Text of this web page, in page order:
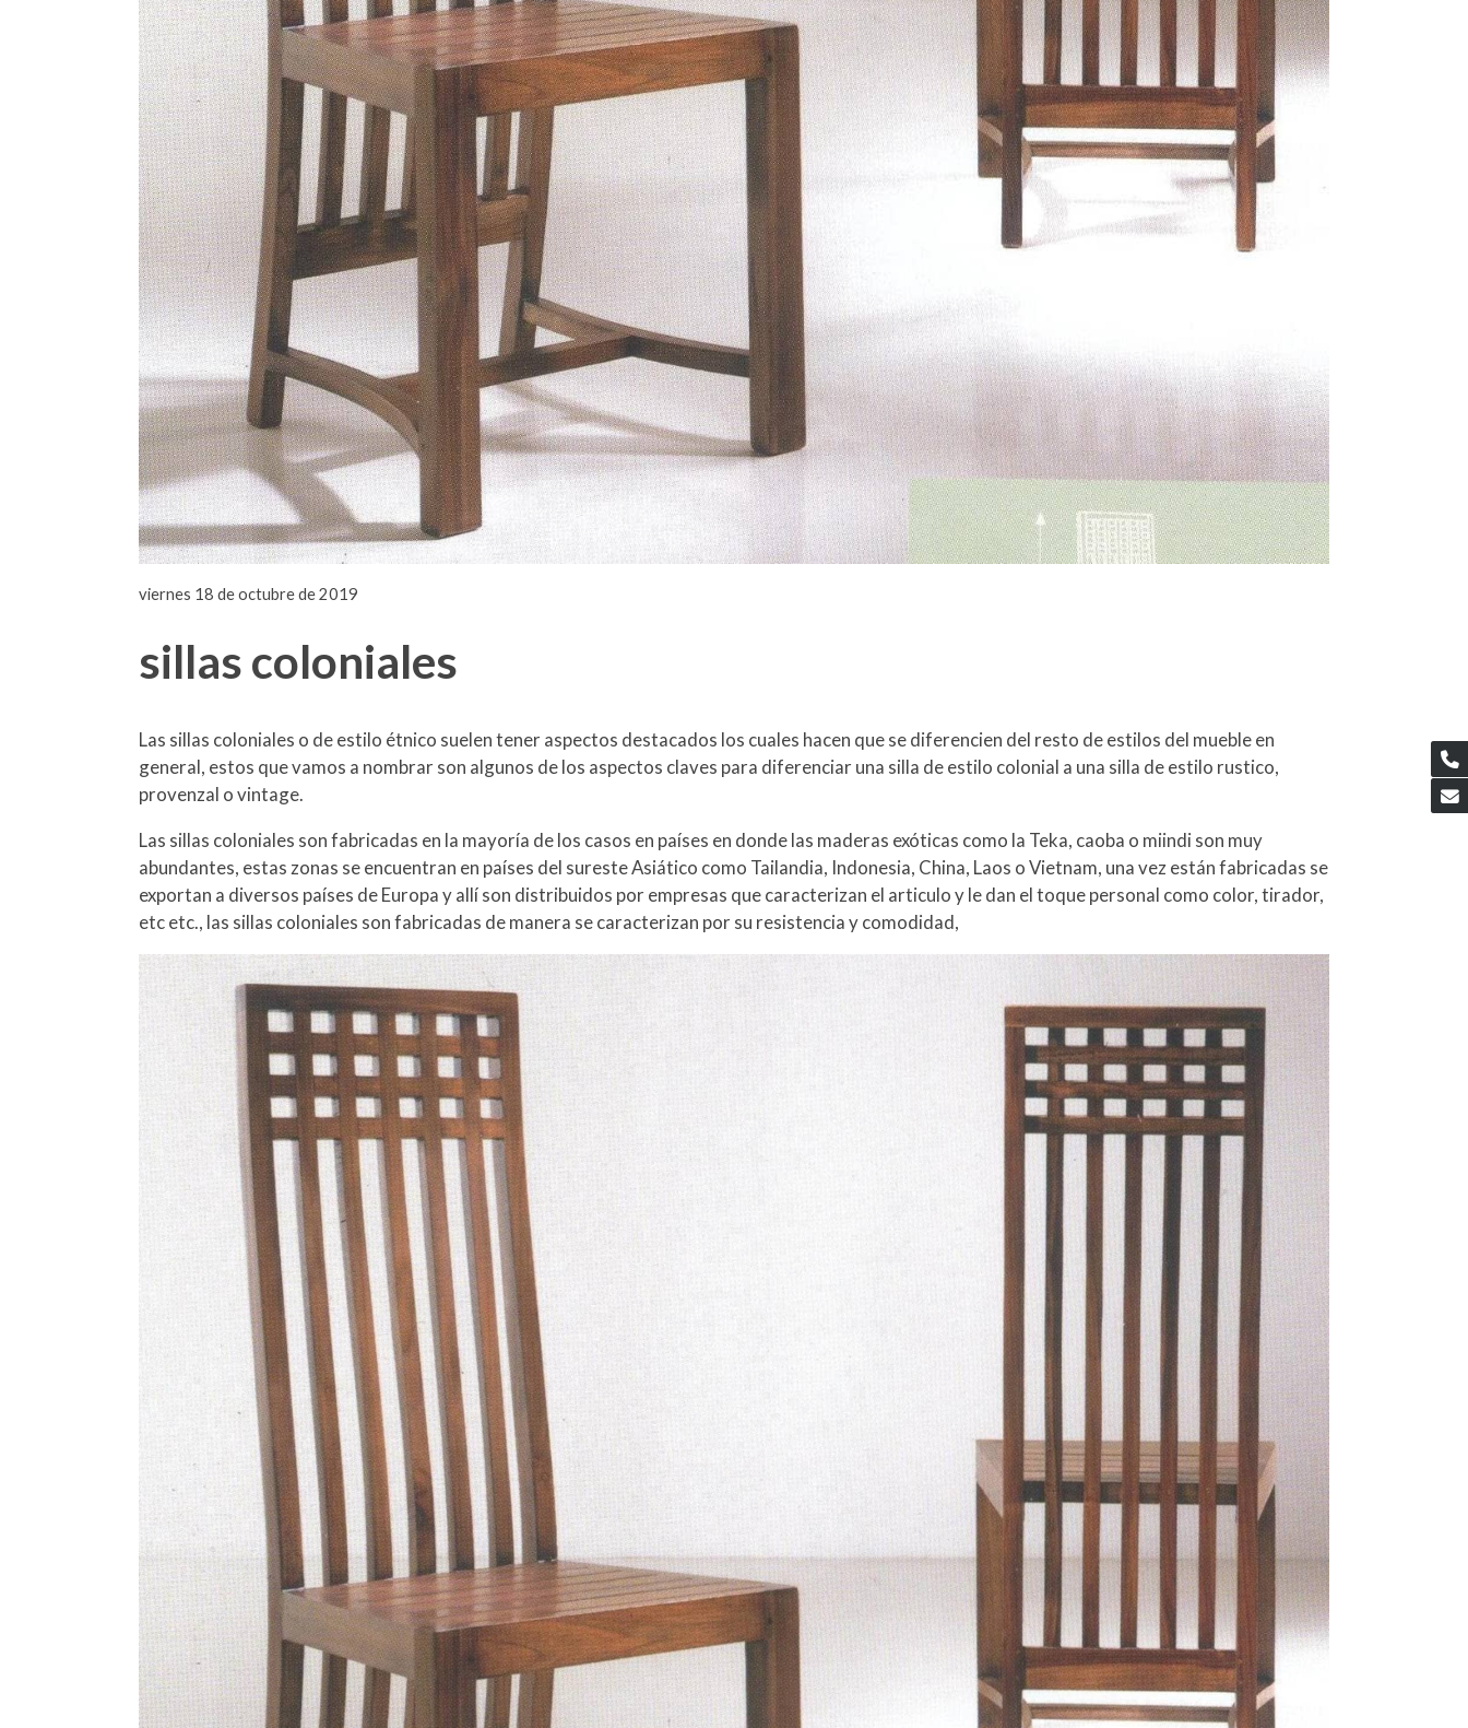
viernes 18 de octubre de 2019
sillas coloniales
Las sillas coloniales o de estilo étnico suelen tener aspectos destacados los cuales hacen que se diferencien del resto de estilos del mueble en
general, estos que vamos a nombrar son algunos de los aspectos claves para diferenciar una silla de estilo colonial a una silla de estilo rustico,
provenzal o vintage.
Las sillas coloniales son fabricadas en la mayoría de los casos en países en donde las maderas exóticas como la Teka, caoba o miindi son muy
abundantes, estas zonas se encuentran en países del sureste Asiático como Tailandia, Indonesia, China, Laos o Vietnam, una vez están fabricadas se
exportan a diversos países de Europa y allí son distribuidos por empresas que caracterizan el articulo y le dan el toque personal como color, tirador,
etc etc., las sillas coloniales son fabricadas de manera se caracterizan por su resistencia y comodidad,